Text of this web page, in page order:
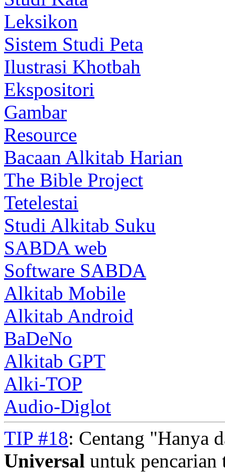
Leksikon
Sistem Studi Peta
Ilustrasi Khotbah
Ekspositori
Gambar
Resource
Bacaan Alkitab Harian
The Bible Project
Tetelestai
Studi Alkitab Suku
SABDA web
Software SABDA
Alkitab Mobile
Alkitab Android
BaDeNo
Alkitab GPT
Alki-TOP
Audio-Diglot
TIP #18: Centang "Hanya
Universal untuk pencarian